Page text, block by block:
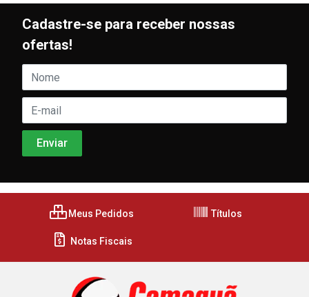
Cadastre-se para receber nossas
ofertas!
Meus Pedidos Títulos
Notas Fiscais